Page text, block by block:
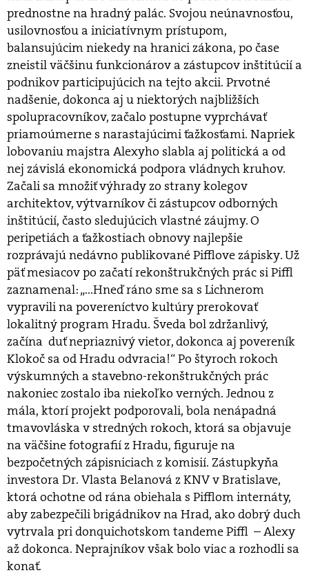
prednostne na hradný palác. Svojou neúnavnosťou,
usilovnosťou a iniciatívnym prístupom,
balansujúcim niekedy na hranici zákona, po čase
zneistil väčšinu funkcionárov a zástupcov inštitúcií a
podnikov participujúcich na tejto akcii. Prvotné
nadšenie, dokonca aj u niektorých najbližších
spolupracovníkov, začalo postupne vyprchávať
priamoúmerne s narastajúcimi ťažkosťami. Napriek
lobovaniu majstra Alexyho slabla aj politická a od
nej závislá ekonomická podpora vládnych kruhov.
Začali sa množiť výhrady zo strany kolegov
architektov, výtvarníkov či zástupcov odborných
inštitúcií, často sledujúcich vlastné záujmy. O
peripetiách a ťažkostiach obnovy najlepšie
rozprávajú nedávno publikované Pifflove zápisky. Už
päť mesiacov po začatí rekonštrukčných prác si Piffl
zaznamenal: „...Hneď ráno sme sa s Lichnerom
vypravili na povereníctvo kultúry prerokovať
lokalitný program Hradu. Šveda bol zdržanlivý,
začína duť nepriaznivý vietor, dokonca aj povereník
Klokoč sa od Hradu odvracia!“ Po štyroch rokoch
výskumných a stavebno-rekonštrukčných prác
nakoniec zostalo iba niekoľko verných. Jednou z
mála, ktorí projekt podporovali, bola nenápadná
tmavovláska v stredných rokoch, ktorá sa objavuje
na väčšine fotografií z Hradu, figuruje na
bezpočetných zápisniciach z komisií. Zástupkyňa
investora Dr. Vlasta Belanová z KNV v Bratislave,
ktorá ochotne od rána obiehala s Pifflom internáty,
aby zabezpečili brigádnikov na Hrad, ako dobrý duch
vytrvala pri donquichotskom tandeme Piffl – Alexy
až dokonca. Neprajníkov však bolo viac a rozhodli sa
konať.